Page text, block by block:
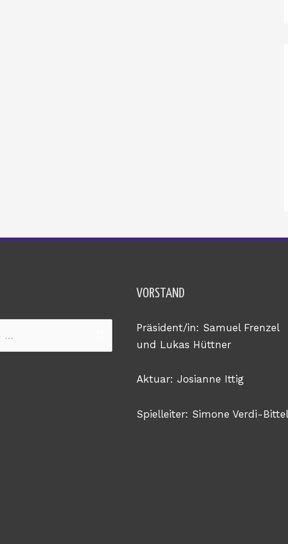
VORSTAND
Präsident/in: Samuel Frenzel
und Lukas Hüttner
Aktuar: Josianne Ittig
Spielleiter: Simone Verdi-Bittel